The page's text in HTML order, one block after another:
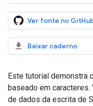
Ver fonte no
Baixar caderno
Este tutorial demonstra
baseado em caracteres.
de dados da escrita de